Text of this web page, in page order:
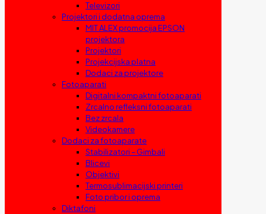
Televizori
Projektori i dodatna oprema
MIT ALEX promocija EPSON
projektora
Projektori
Projekcijska platna
Dodaci za projektore
Fotoaparati
Digitalni kompaktni fotoaparati
Zrcalno refleksni fotoaparati
Bez zrcala
Videokamere
Dodaci za fotoaparate
Stabilizatori – Gimbali
Blicevi
Objektivi
Termosublimacijski printeri
Foto pribor i oprema
Diktafoni